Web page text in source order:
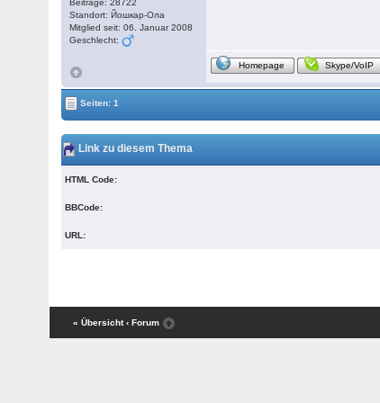
Beiträge: 28722
Standort: Йошкар-Ола
Mitglied seit: 06. Januar 2008
Geschlecht:
Homepage Skype/VoIP
Seiten: 1
Link zu diesem Thema
HTML Code:
BBCode:
URL:
« Übersicht ‹ Forum